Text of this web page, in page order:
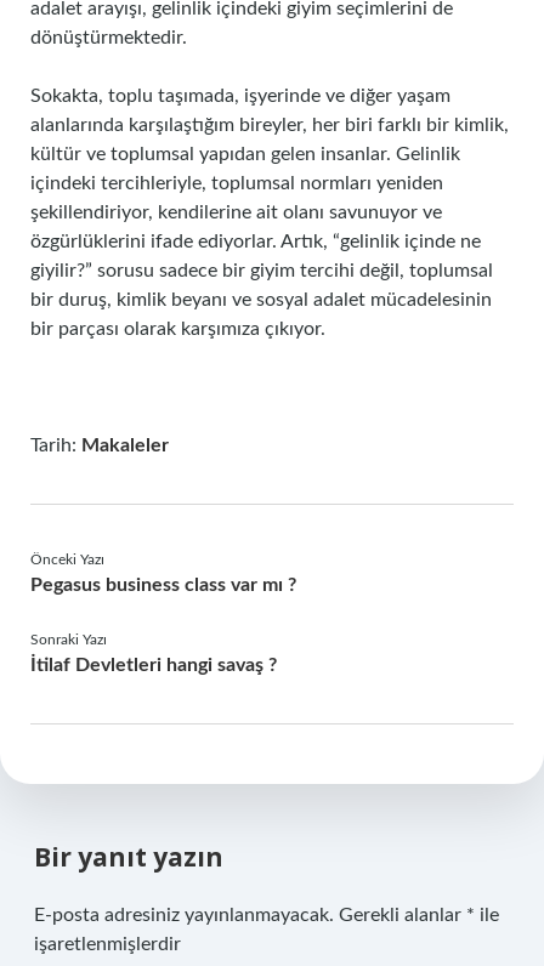
adalet arayışı, gelinlik içindeki giyim seçimlerini de
dönüştürmektedir.
Sokakta, toplu taşımada, işyerinde ve diğer yaşam
alanlarında karşılaştığım bireyler, her biri farklı bir kimlik,
kültür ve toplumsal yapıdan gelen insanlar. Gelinlik
içindeki tercihleriyle, toplumsal normları yeniden
şekillendiriyor, kendilerine ait olanı savunuyor ve
özgürlüklerini ifade ediyorlar. Artık, “gelinlik içinde ne
giyilir?” sorusu sadece bir giyim tercihi değil, toplumsal
bir duruş, kimlik beyanı ve sosyal adalet mücadelesinin
bir parçası olarak karşımıza çıkıyor.
Tarih: Makaleler
Önceki Yazı
Pegasus business class var mı ?
Sonraki Yazı
İtilaf Devletleri hangi savaş ?
Bir yanıt yazın
E-posta adresiniz yayınlanmayacak. Gerekli alanlar * ile
işaretlenmişlerdir